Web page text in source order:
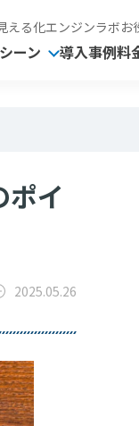
える化エンジンラボお
ーン 導入事例料
イ
2025.05.26